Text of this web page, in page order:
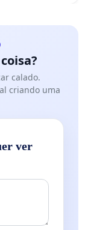
calado.
criando uma
ver